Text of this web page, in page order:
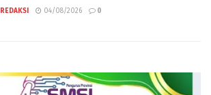
REDAKSI 04/08/2026 0